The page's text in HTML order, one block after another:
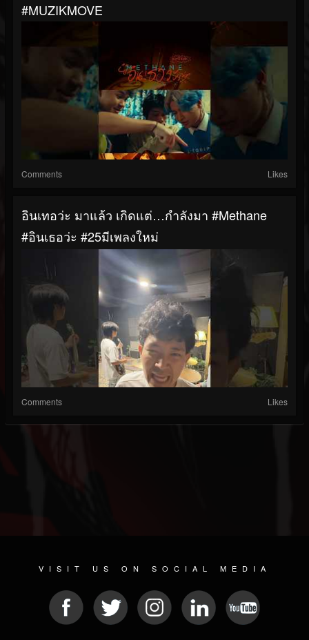
#MUZIKMOVE
Comments Likes
อินเทอว่ะ มาแล้ว เกิดแต่…กำลังมา #Methane
#อินเธอว่ะ #25มีเพลงใหม่
Comments Likes
VISIT US ON SOCIAL MEDIA